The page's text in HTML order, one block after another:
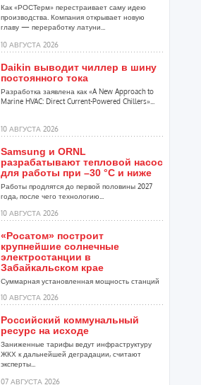
Как «РОСТерм» перестраивает саму идею
производства. Компания открывает новую
главу — переработку латуни...
10 АВГУСТА 2026
Daikin выводит чиллер в шину
постоянного тока
Разработка заявлена как «A New Approach to
Marine HVAC: Direct Current-Powered Chillers»...
10 АВГУСТА 2026
Samsung и ORNL
разрабатывают тепловой насос
для работы при –30 °C и ниже
Работы продлятся до первой половины 2027
года, после чего технологию...
10 АВГУСТА 2026
«Росатом» построит
крупнейшие солнечные
электростанции в
Забайкальском крае
Суммарная установленная мощность станций
10 АВГУСТА 2026
Российский коммунальный
ресурс на исходе
Заниженные тарифы ведут инфраструктуру
ЖКХ к дальнейшей деградации, считают
эксперты...
07 АВГУСТА 2026